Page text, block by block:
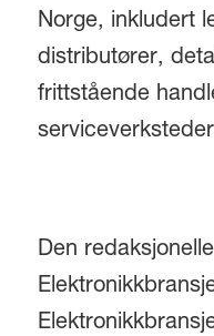
Norge, inkludert
distributører,
frittstående
Den